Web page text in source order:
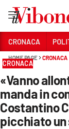
Sezioni
CRONACA
POLITICA
SANITÀ
CRONACA
HOME PAGE CRONACA
CRONACA
«Vanno
manda in
Costantino
picchiato